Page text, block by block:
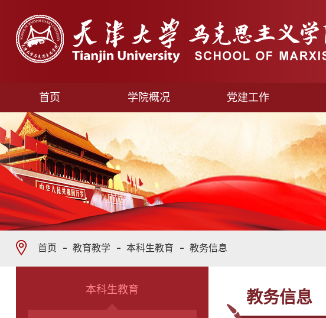
首页 学院概况 党建工作
首页 教育教学 本科生教育 教务信息
教务信息
本科生教育